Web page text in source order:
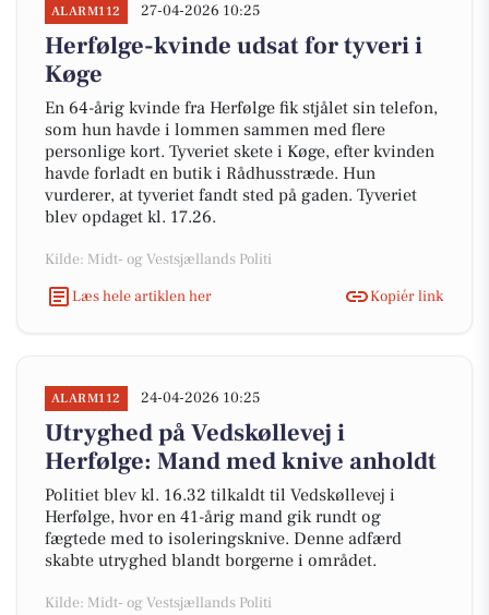
ALARM112 27-04-2026 10:25
Herfølge-kvinde udsat for tyveri i
Køge
En 64-årig kvinde fra Herfølge fik stjålet sin telefon,
som hun havde i lommen sammen med flere
personlige kort. Tyveriet skete i Køge, efter kvinden
havde forladt en butik i Rådhusstræde. Hun
vurderer, at tyveriet fandt sted på gaden. Tyveriet
blev opdaget kl. 17.26.
Kilde: Midt- og Vestsjællands Politi
Læs hele artiklen her
Kopiér link
ALARM112 24-04-2026 10:25
Utryghed på Vedskøllevej i
Herfølge: Mand med knive anholdt
Politiet blev kl. 16.32 tilkaldt til Vedskøllevej i
Herfølge, hvor en 41-årig mand gik rundt og
fægtede med to isoleringsknive. Denne adfærd
skabte utryghed blandt borgerne i området.
Kilde: Midt- og Vestsjællands Politi